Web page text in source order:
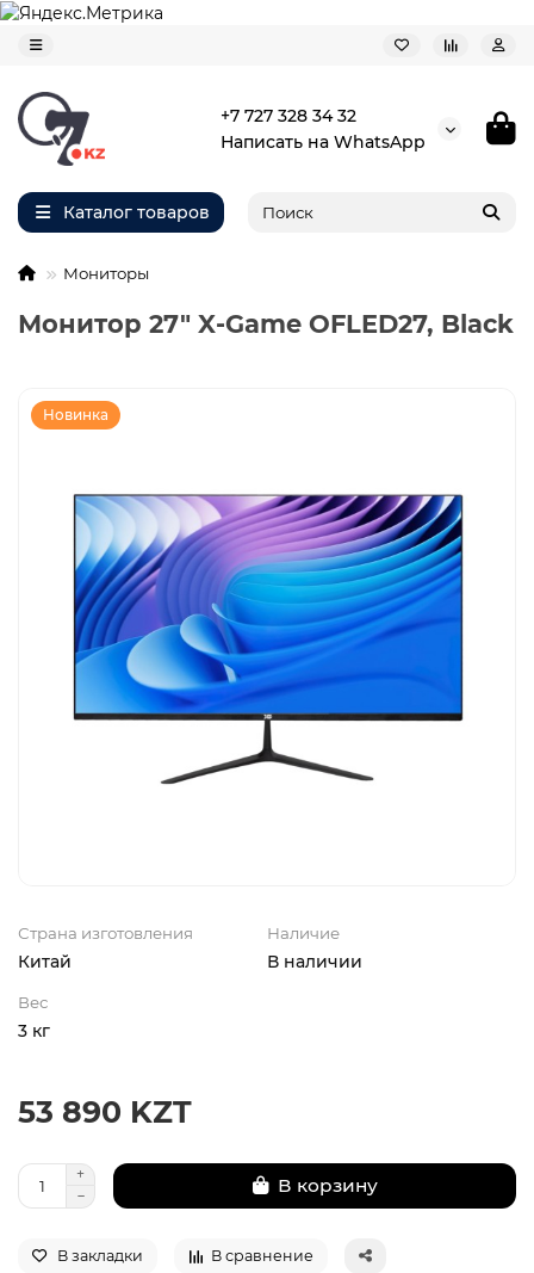
+7 727 328 34 32
Написать на WhatsApp
Каталог товаров
Мониторы
Монитор 27" X-Game OFLED27, Black
Новинка
Страна изготовления
Китай
Наличие
В наличии
Вес
3 кг
53 890 KZT
В корзину
В закладки В сравнение